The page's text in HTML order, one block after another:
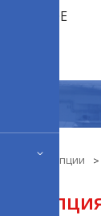
коррупции